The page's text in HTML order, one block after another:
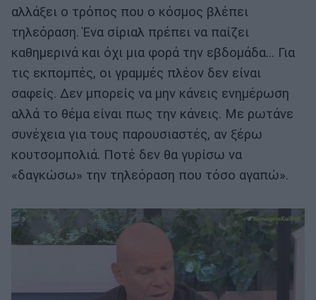
αλλάξει ο τρόπος που ο κόσμος βλέπει
τηλεόραση. Ένα σίριαλ πρέπει να παίζει
καθημερινά και όχι μια φορά την εβδομάδα... Για
τις εκπομπές, οι γραμμές πλέον δεν είναι
σαφείς. Δεν μπορείς να μην κάνεις ενημέρωση
αλλά το θέμα είναι πως την κάνεις. Με ρωτάνε
συνέχεια για τους παρουσιαστές, αν ξέρω
κουτσομπολιά. Ποτέ δεν θα γυρίσω να
«δαγκώσω» την τηλεόραση που τόσο αγαπώ».